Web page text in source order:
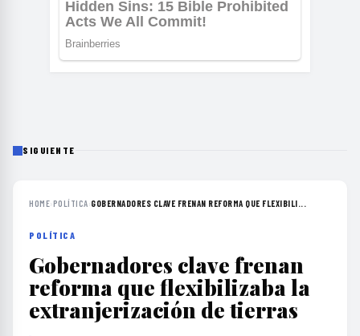
SIGUIENTE
HOME›POLÍTICA›GOBERNADORES CLAVE FRENAN REFORMA QUE FLEXIBILI...
POLÍTICA
Gobernadores clave frenan
reforma que flexibilizaba la
extranjerización de tierras